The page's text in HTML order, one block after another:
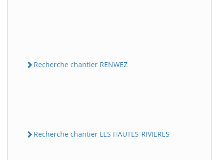
Recherche chantier RENWEZ
Recherche chantier LES HAUTES-RIVIERES